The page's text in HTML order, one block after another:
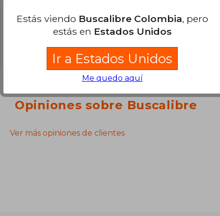
¿Tienes una pregunta sobre el libro?
Opiniones sobre Buscalibre
Ver más opiniones de clientes
Estás viendo Buscalibre Colombia, pero
estás en Estados Unidos
Ir a Estados Unidos
Me quedo aquí